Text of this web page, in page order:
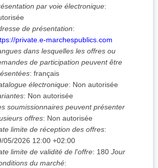
par voie électronique:
de présentation:
private.e-marchespublics.com
dans lesquelles les offres ou
de participation peuvent être
: français
électronique: Non autorisée
: Non autorisée
soumissionnaires peuvent présenter
offres: Non autorisée
limite de réception des offres:
05/2026 12:00 +02:00
limite de validité de l'offre: 180 Jour
du marché: